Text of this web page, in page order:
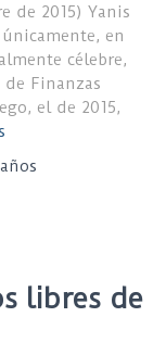
de 2015) Yanis
en
célebre,
Finanzas
el de 2015,
libres de